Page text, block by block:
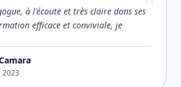
à l'écoute et très claire dans ses
efficace et conviviale, je
2023